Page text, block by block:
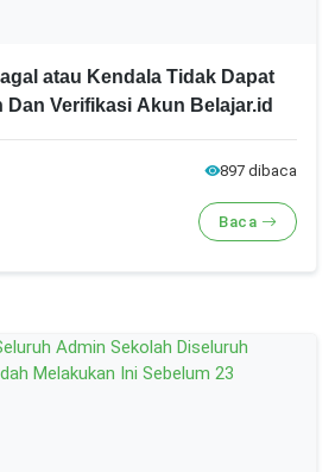
atau Kendala Tidak Dapat
Dan Verifikasi Akun Belajar.id
897 dibaca
Baca